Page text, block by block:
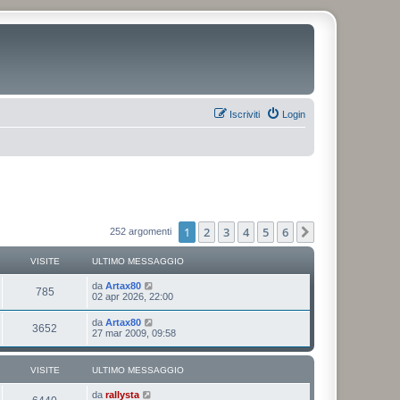
Login
Iscriviti
252 argomenti 1 2 3 4 5 6
VISITE ULTIMO MESSAGGIO
785 da Artax80
02 apr 2026, 22:00
3652 da Artax80
27 mar 2009, 09:58
VISITE ULTIMO MESSAGGIO
da rallysta